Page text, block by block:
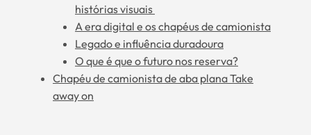
histórias visuais
A era digital e os chapéus de camionista
Legado e influência duradoura
O que é que o futuro nos reserva?
Chapéu de camionista de aba plana Take
away on